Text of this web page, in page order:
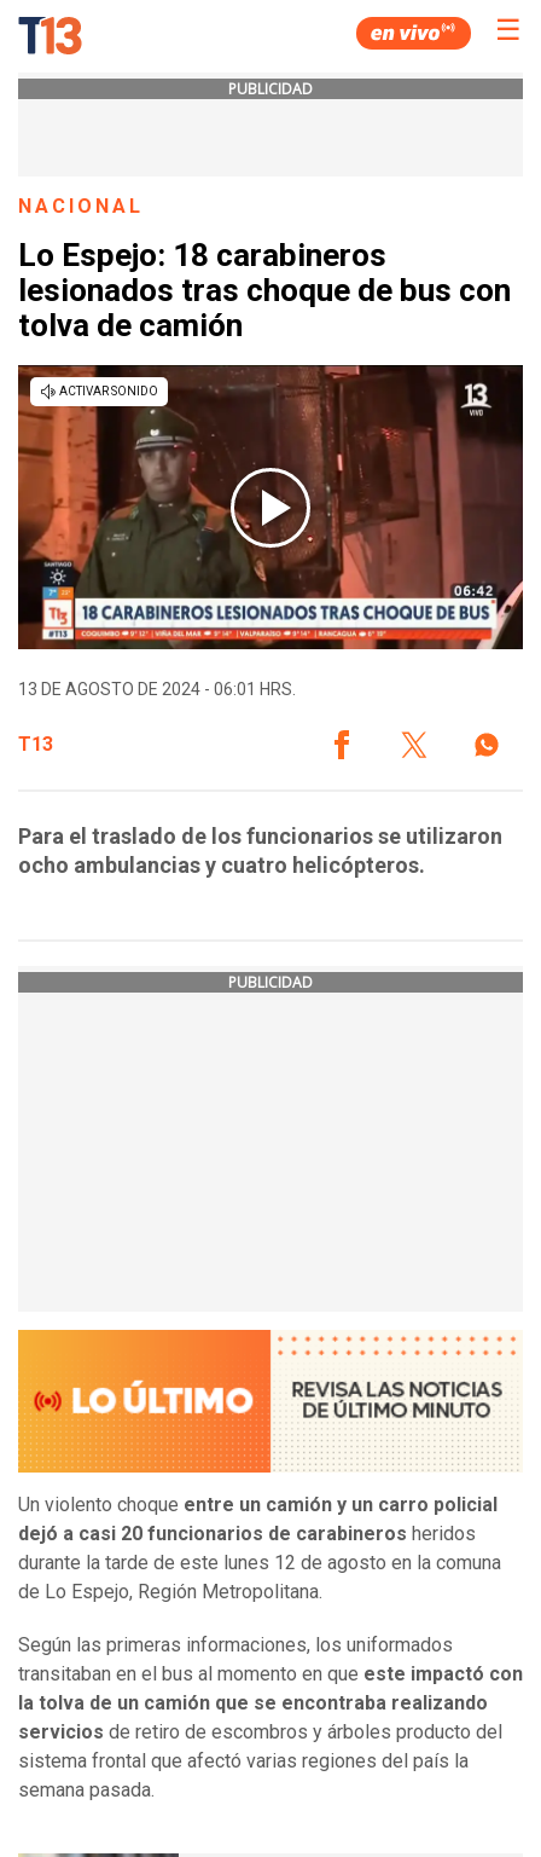
☰
PUBLICIDAD
NACIONAL
Lo Espejo: 18 carabineros
lesionados tras choque de bus con
tolva de camión
13 DE AGOSTO DE 2024 - 06:01 HRS.
T13
Para el traslado de los funcionarios se utilizaron
ocho ambulancias y cuatro helicópteros.
PUBLICIDAD
Un violento choque entre un camión y un carro policial
dejó a casi 20 funcionarios de carabineros heridos
durante la tarde de este lunes 12 de agosto en la comuna
de Lo Espejo, Región Metropolitana.
Según las primeras informaciones, los uniformados
transitaban en el bus al momento en que este impactó con
la tolva de un camión que se encontraba realizando
servicios de retiro de escombros y árboles producto del
sistema frontal que afectó varias regiones del país la
semana pasada.